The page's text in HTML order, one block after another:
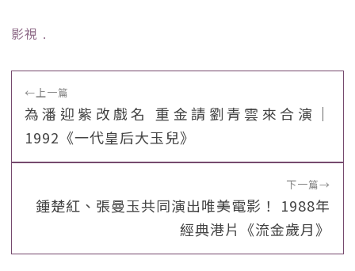
影視 ﹒
←上一篇
為潘迎紫改戲名 重金請劉青雲來合演｜
1992《一代皇后大玉兒》
下一篇→
鍾楚紅、張曼玉共同演出唯美電影！ 1988年
經典港片《流金歲月》